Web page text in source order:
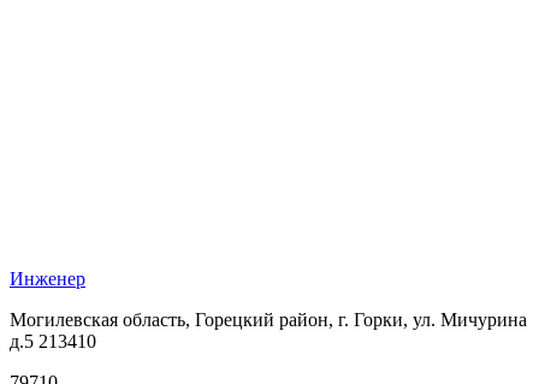
Инженер
Могилевская область, Горецкий район, г. Горки, ул. Мичурина
д.5 213410